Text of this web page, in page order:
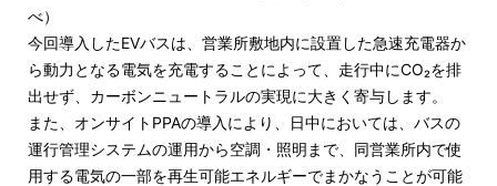
べ）
今回導入したEVバスは、営業所敷地内に設置した急速充電器か
ら動力となる電気を充電することによって、走行中にCO₂を排
出せず、カーボンニュートラルの実現に大きく寄与します。
また、オンサイトPPAの導入により、日中においては、バスの
運行管理システムの運用から空調・照明まで、同営業所内で使
用する電気の一部を再生可能エネルギーでまかなうことが可能